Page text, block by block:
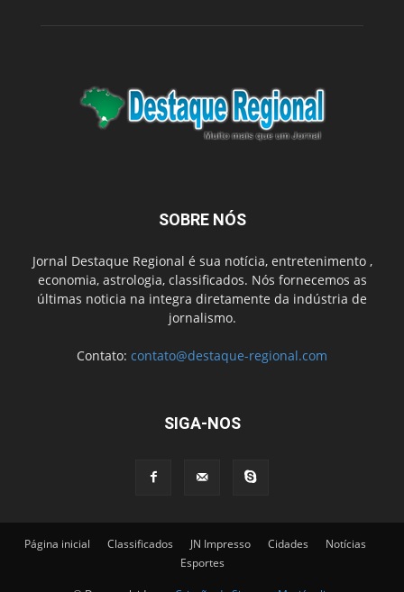
SOBRE NÓS
Jornal Destaque Regional é sua notícia, entretenimento ,
economia, astrologia, classificados. Nós fornecemos as
últimas noticia na integra diretamente da indústria de
jornalismo.
Contato: contato@destaque-regional.com
SIGA-NOS
Página inicial Classificados JN Impresso Cidades
Notícias
Esportes